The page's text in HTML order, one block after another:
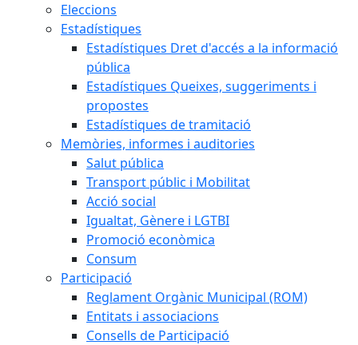
Eleccions
Estadístiques
Estadístiques Dret d'accés a la informació
pública
Estadístiques Queixes, suggeriments i
propostes
Estadístiques de tramitació
Memòries, informes i auditories
Salut pública
Transport públic i Mobilitat
Acció social
Igualtat, Gènere i LGTBI
Promoció econòmica
Consum
Participació
Reglament Orgànic Municipal (ROM)
Entitats i associacions
Consells de Participació